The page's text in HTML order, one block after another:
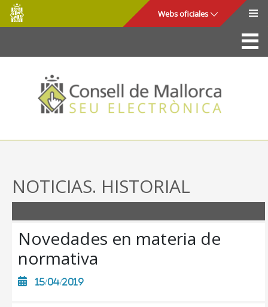
Saltar al contenido principal
Consell
de
Mallorca
Webs oficiales
La Sede
Consejo de Mallorca
Acceso y seguridad
Utilidades
Mapa web
NOTICIAS. HISTORIAL
Novedades en materia de
normativa
15/04/2019